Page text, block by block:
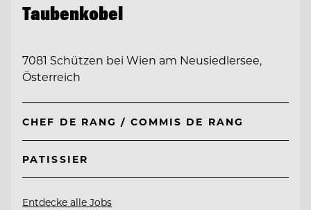
Taubenkobel
7081 Schützen bei Wien am Neusiedlersee,
Österreich
CHEF DE RANG / COMMIS DE RANG
PATISSIER
Entdecke alle Jobs